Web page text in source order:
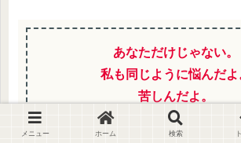
あなただけじゃない。
私も同じように悩んだよ
苦しんだよ。
だからいつでも頼ってね
メニュー ホーム 検索